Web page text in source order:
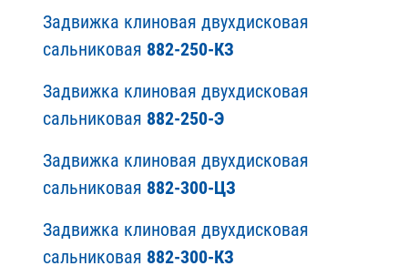
Задвижка клиновая двухдисковая
сальниковая 882-250-КЗ
Задвижка клиновая двухдисковая
сальниковая 882-250-Э
Задвижка клиновая двухдисковая
сальниковая 882-300-ЦЗ
Задвижка клиновая двухдисковая
сальниковая 882-300-КЗ